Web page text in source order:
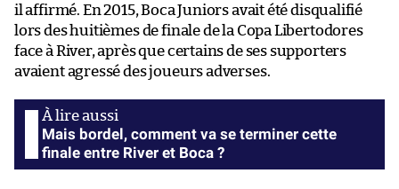
il affirmé. En 2015, Boca Juniors avait été disqualifié
lors des huitièmes de finale de la Copa Libertodores
face à River, après que certains de ses supporters
avaient agressé des joueurs adverses.
Mais bordel, comment va se terminer cette
finale entre River et Boca ?